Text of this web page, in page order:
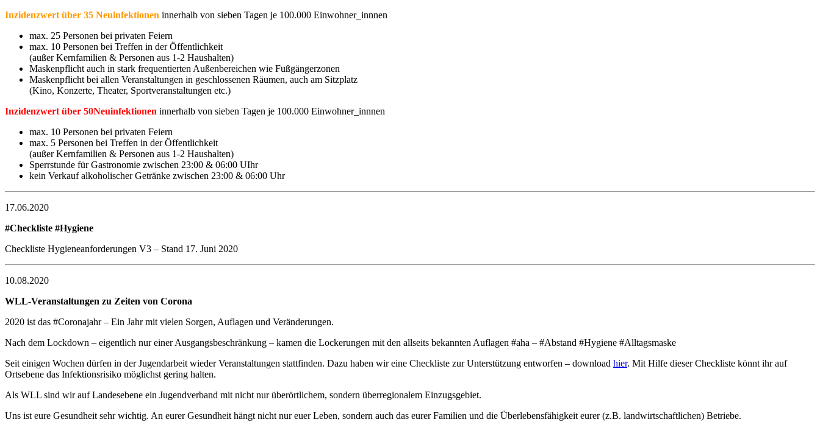
Inzidenzwert über 35 Neuinfektionen innerhalb von sieben Tagen je 100.000 Einwohner_innnen
max. 25 Personen bei privaten Feiern
max. 10 Personen bei Treffen in der Öffentlichkeit
(außer Kernfamilien & Personen aus 1-2 Haushalten)
Maskenpflicht auch in stark frequentierten Außenbereichen wie Fußgängerzonen
Maskenpflicht bei allen Veranstaltungen in geschlossenen Räumen, auch am Sitzplatz
(Kino, Konzerte, Theater, Sportveranstaltungen etc.)
Inzidenzwert über 50Neuinfektionen innerhalb von sieben Tagen je 100.000 Einwohner_innnen
max. 10 Personen bei privaten Feiern
max. 5 Personen bei Treffen in der Öffentlichkeit
(außer Kernfamilien & Personen aus 1-2 Haushalten)
Sperrstunde für Gastronomie zwischen 23:00 & 06:00 UIhr
kein Verkauf alkoholischer Getränke zwischen 23:00 & 06:00 Uhr
17.06.2020
#Checkliste #Hygiene
Checkliste Hygieneanforderungen V3 – Stand 17. Juni 2020
10.08.2020
WLL-Veranstaltungen zu Zeiten von Corona
2020 ist das #Coronajahr – Ein Jahr mit vielen Sorgen, Auflagen und Veränderungen.
Nach dem Lockdown – eigentlich nur einer Ausgangsbeschränkung – kamen die Lockerungen mit den allseits bekannten Auflagen #aha – #Abstand #Hygiene #Alltagsmaske
Seit einigen Wochen dürfen in der Jugendarbeit wieder Veranstaltungen stattfinden. Dazu haben wir eine Checkliste zur Unterstützung entworfen – download hier. Mit Hilfe dieser Checkliste könnt ihr auf
Ortsebene das Infektionsrisiko möglichst gering halten.
Als WLL sind wir auf Landesebene ein Jugendverband mit nicht nur überörtlichem, sondern überregionalem Einzugsgebiet.
Uns ist eure Gesundheit sehr wichtig. An eurer Gesundheit hängt nicht nur euer Leben, sondern auch das eurer Familien und die Überlebensfähigkeit eurer (z.B. landwirtschaftlichen) Betriebe.